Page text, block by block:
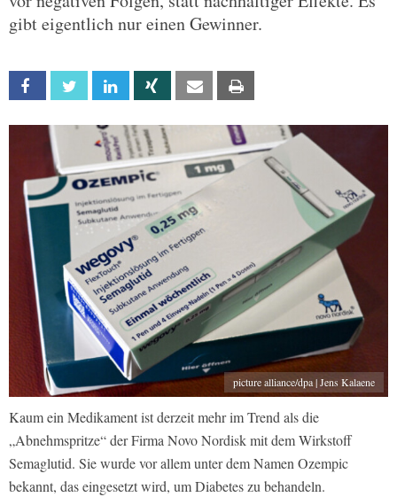
gibt eigentlich nur einen Gewinner.
Facebook Twitter Linkedin Xing Email
picture alliance/dpa | Jens Kalaene
Kaum ein Medikament ist derzeit mehr im Trend als die
„Abnehmspritze“ der Firma Novo Nordisk mit dem Wirkstoff
Semaglutid. Sie wurde vor allem unter dem Namen Ozempic
bekannt, das eingesetzt wird, um Diabetes zu behandeln.